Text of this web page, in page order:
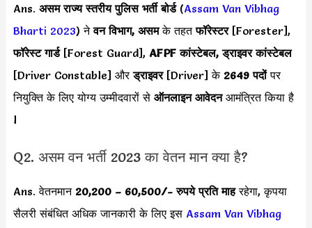
Ans. असम राज्य स्तरीय पुलिस भर्ती बोर्ड(Assam Van Vibhag
Bharti 2023) नेवन विभाग, असमके तहतफॉरेस्टर[Forester],
फॉरेस्ट गार्ड [Forest Guard], AFPF कांस्टेबल, ड्राइवर कांस्टेबल
[Driver Constable] औरड्राइवर [Driver] के 2649 पदोंपर
नियुक्ति के लिए योग्य उम्मीदवारों से ऑनलाइन आवेदनआमंत्रित किया है
l
Q2. असम वन भर्ती 2023 का वेतन मान क्या है?
Ans. वेतनमान 20,200 – 60,500/- रुपये प्रति माहरहेगा, कृपया
सैलरी संबंधित अधिक जानकारी के लिए इस Assam Van Vibhag